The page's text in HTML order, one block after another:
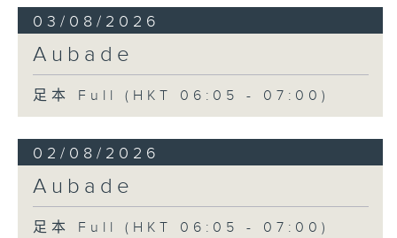
03/08/2026
Aubade
足本 Full (HKT 06:05 - 07:00)
02/08/2026
Aubade
足本 Full (HKT 06:05 - 07:00)